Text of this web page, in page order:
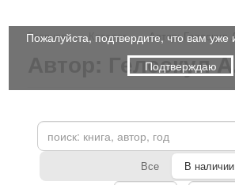
Главная › Каталог › Автор: Гелескул
Автор: Гелескул А.
Все
В наличии
Пожалуйста, подтвердите, что вам уже
Подтверждаю